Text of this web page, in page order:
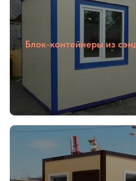
Блок-контейнеры из